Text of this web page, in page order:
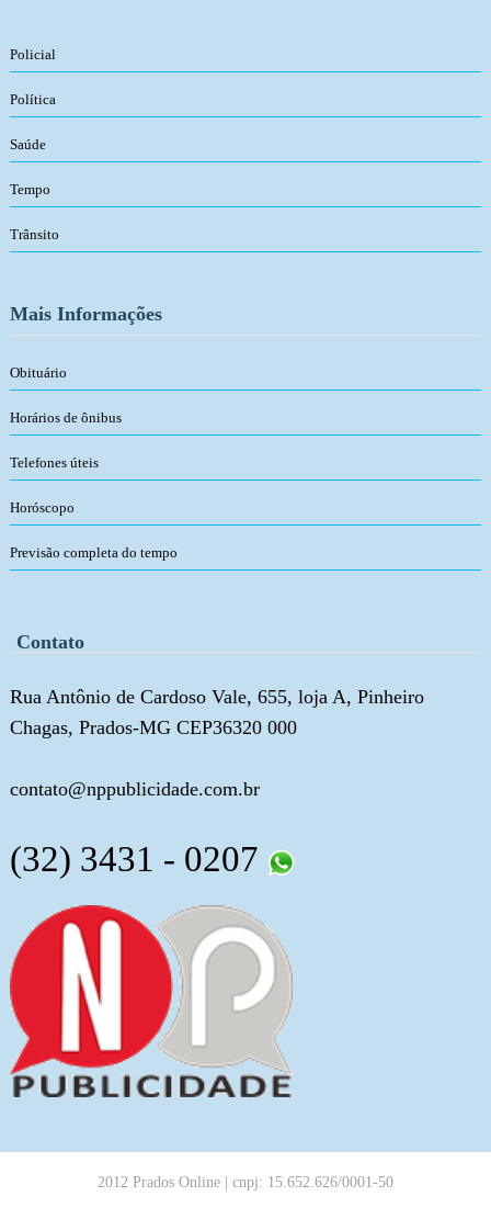
Policial
Política
Saúde
Tempo
Trânsito
Mais Informações
Obituário
Horários de ônibus
Telefones úteis
Horóscopo
Previsão completa do tempo
Contato
Rua Antônio de Cardoso Vale, 655, loja A, Pinheiro
Chagas, Prados-MG CEP36320 000
contato@nppublicidade.com.br
(32) 3431 - 0207
2012 Prados Online | cnpj: 15.652.626/0001-50